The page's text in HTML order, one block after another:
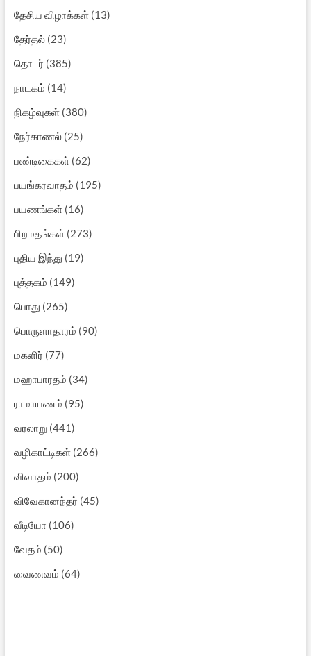
தேசிய விழாக்கள்(13)
தேர்தல்(23)
தொடர் (385)
நாடகம் (14)
நிகழ்வுகள்(380)
நேர்காணல்(25)
பண்டிகைகள்(62)
பயங்கரவாதம் (195)
பயணங்கள்(16)
பிறமதங்கள்(273)
புதிய இந்து (19)
புத்தகம் (149)
பொது (265)
பொருளாதாரம் (90)
மகளிர் (77)
மஹாபாரதம் (34)
ராமாயணம் (95)
வரலாறு(441)
வழிகாட்டிகள்(266)
விவாதம் (200)
விவேகானந்தர் (45)
வீடியோ (106)
வேதம் (50)
வைணவம் (64)